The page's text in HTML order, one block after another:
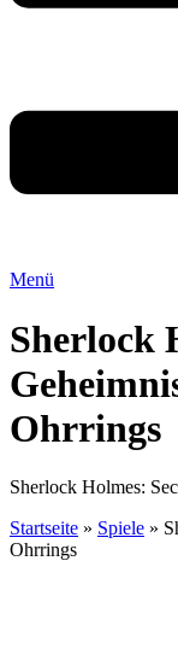
Menü
Sherlock
Ohrrings
Sherlock Holmes:
Startseite » Spiele »
Ohrrings